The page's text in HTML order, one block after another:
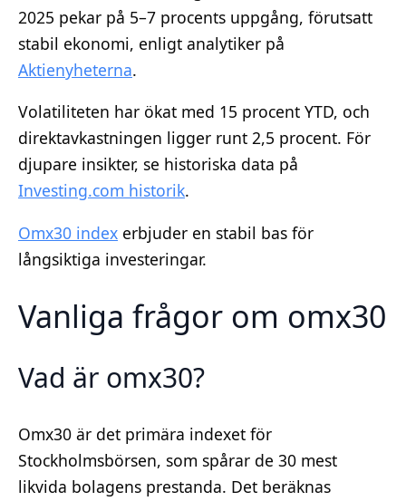
2025 pekar på 5–7 procents uppgång, förutsatt
stabil ekonomi, enligt analytiker på
Aktienyheterna.
Volatiliteten har ökat med 15 procent YTD, och
direktavkastningen ligger runt 2,5 procent. För
djupare insikter, se historiska data på
Investing.com historik.
Omx30 index erbjuder en stabil bas för
långsiktiga investeringar.
Vanliga frågor om omx30
Vad är omx30?
Omx30 är det primära indexet för
Stockholmsbörsen, som spårar de 30 mest
likvida bolagens prestanda. Det beräknas